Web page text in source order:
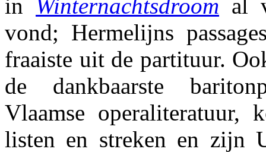
in Winternachtsdroom al
vond; Hermelijns
fraaiste uit de partituur.
de dankbaarste
Vlaamse
listen en streken en zijn